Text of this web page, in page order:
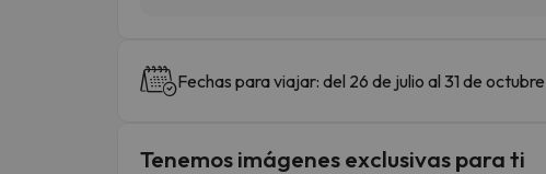
Fechas para viajar: del 26 de julio al 31 de octubre
Tenemos imágenes exclusivas para ti